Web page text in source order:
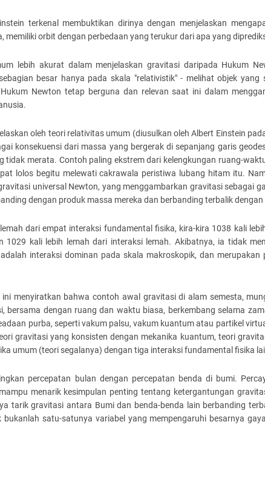
terkenal membuktikan dirinya dengan menjelaskan
memiliki orbit dengan perbedaan yang terukur dari apa yang
lebih akurat dalam menjelaskan gravitasi daripada Hukum
besar hanya pada skala "relativistik" - melihat objek
Newton tetap berguna dan relevan saat ini dalam
oleh teori relativitas umum (diusulkan oleh Albert Einstein
konsekuensi dari massa yang bergerak di sepanjang garis
tidak merata. Contoh paling ekstrem dari kelengkungan ruang-
lolos begitu melewati cakrawala peristiwa lubang hitam itu.
universal Newton, yang menggambarkan gravitasi sebagai
dengan produk massa mereka dan berbanding terbalik
dari empat interaksi fundamental fisika, kira-kira 1038 kali
1029 kali lebih lemah dari interaksi lemah. Akibatnya, ia tidak
interaksi dominan pada skala makroskopik, dan
menyiratkan bahwa contoh awal gravitasi di alam semesta,
bersama dengan ruang dan waktu biasa, berkembang selama
purba, seperti vakum palsu, vakum kuantum atau partikel
gravitasi yang konsisten dengan mekanika kuantum, teori
umum (teori segalanya) dengan tiga interaksi fundamental fisika
percepatan bulan dengan percepatan benda di bumi.
menarik kesimpulan penting tentang ketergantungan
tarik gravitasi antara Bumi dan benda-benda lain berbanding
bukanlah satu-satunya variabel yang mempengaruhi besarnya